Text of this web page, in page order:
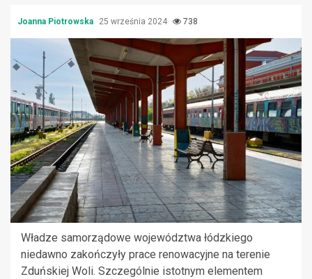
Joanna Piotrowska 25 września 2024 738
Władze samorządowe województwa łódzkiego
niedawno zakończyły prace renowacyjne na terenie
Zduńskiej Woli. Szczególnie istotnym elementem